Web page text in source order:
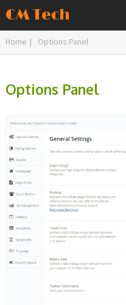
CM Tech
Home | Options Panel
Options Panel